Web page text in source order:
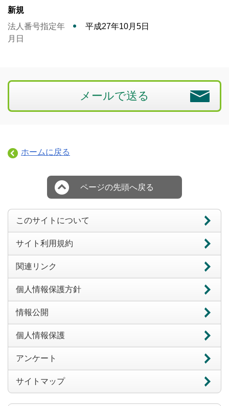
新規
法人番号指定年
月日
平成27年10月5日
メールで送る
ホームに戻る
ページの先頭へ戻る
このサイトについて
サイト利用規約
関連リンク
個人情報保護方針
情報公開
個人情報保護
アンケート
サイトマップ